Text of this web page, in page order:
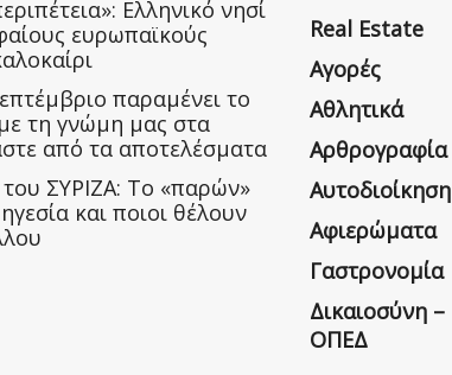
Ελληνικό νησί
ευρωπαϊκούς
παραμένει το
τη γνώμη μας στα
από τα αποτελέσματα
ΣΥΡΙΖΑ: Το «παρών»
και ποιοι θέλουν
Real Estate
Αγορές
Αθλητικά
Αρθρογραφία
Αυτοδιοίκηση
Αφιερώματα
Γαστρονομία
Δικαιοσύνη –
ΟΠΕΔ